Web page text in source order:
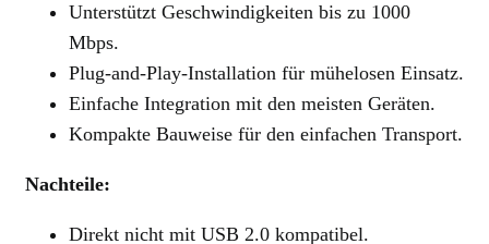
Unterstützt Geschwindigkeiten bis zu 1000
Mbps.
Plug-and-Play-Installation für mühelosen Einsatz.
Einfache Integration mit den meisten Geräten.
Kompakte Bauweise für den einfachen Transport.
Nachteile:
Direkt nicht mit USB 2.0 kompatibel.